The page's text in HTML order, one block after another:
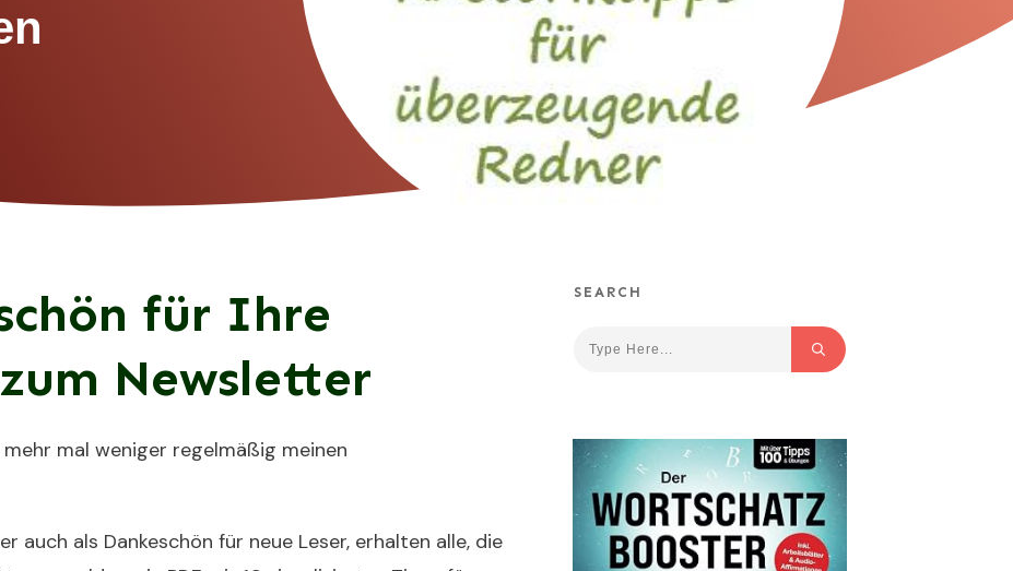
für Ihre
Newsletter
mal weniger regelmäßig meinen
auch als Dankeschön für neue Leser, erhalten alle, die
SEARCH